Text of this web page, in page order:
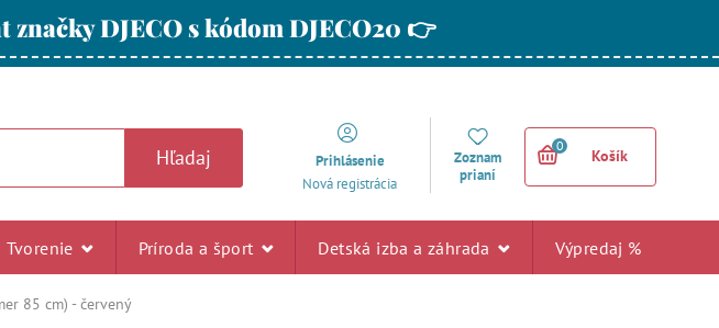
značky DJECO s kódom DJECO20 👉
Hľadaj
Prihlásenie
Nová registrácia
Zoznam
prianí
0
Košík
Tvorenie Príroda a šport Detská izba a záhrada Výpredaj %
85 cm) - červený